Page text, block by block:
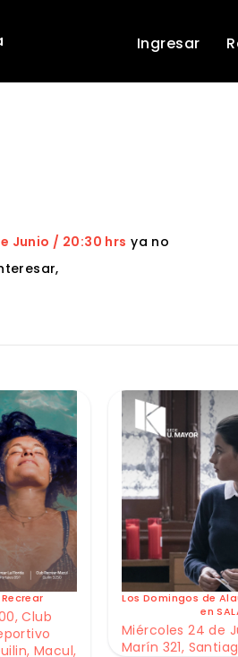
Ingresar
Junio / 20:30 hrs ya no
Club
Macul,
Los Domingos de
en
Miércoles 24 de
Marín 321,